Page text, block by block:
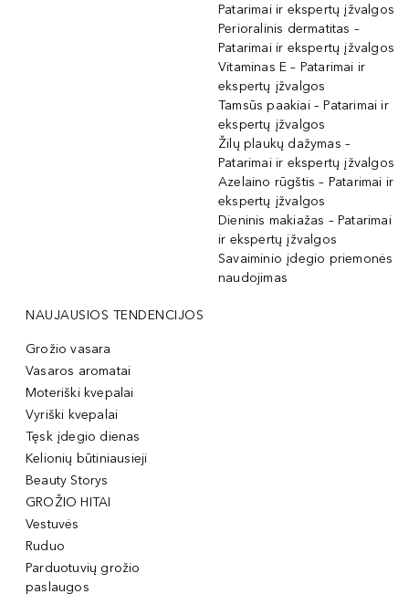
Patarimai ir ekspertų įžvalgos
Perioralinis dermatitas –
Patarimai ir ekspertų įžvalgos
Vitaminas E – Patarimai ir
ekspertų įžvalgos
Tamsūs paakiai – Patarimai ir
ekspertų įžvalgos
Žilų plaukų dažymas –
Patarimai ir ekspertų įžvalgos
Azelaino rūgštis – Patarimai ir
ekspertų įžvalgos
Dieninis makiažas – Patarimai
ir ekspertų įžvalgos
Savaiminio įdegio priemonės
naudojimas
NAUJAUSIOS TENDENCIJOS
Grožio vasara
Vasaros aromatai
Moteriški kvepalai
Vyriški kvepalai
Tęsk įdegio dienas
Kelionių būtiniausieji
Beauty Storys
GROŽIO HITAI
Vestuvės
Ruduo
Parduotuvių grožio
paslaugos